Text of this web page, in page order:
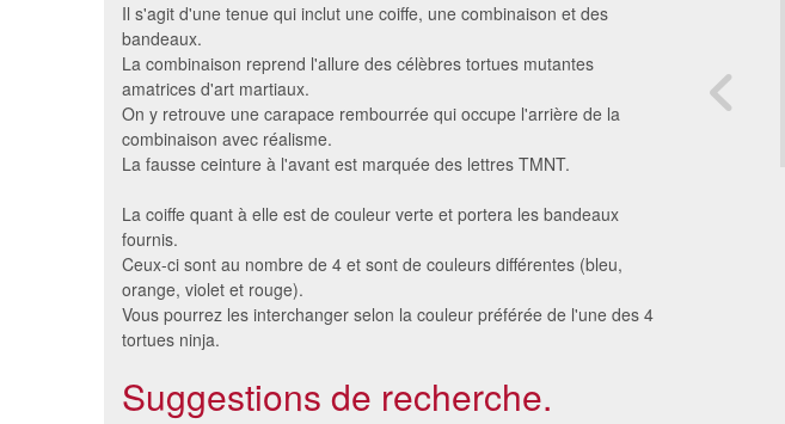
Il s'agit d'une tenue qui inclut une coiffe, une combinaison et des
bandeaux.
La combinaison reprend l'allure des célèbres tortues mutantes
amatrices d'art martiaux.
On y retrouve une carapace rembourrée qui occupe l'arrière de la
combinaison avec réalisme.
La fausse ceinture à l'avant est marquée des lettres TMNT.
La coiffe quant à elle est de couleur verte et portera les bandeaux
fournis.
Ceux-ci sont au nombre de 4 et sont de couleurs différentes (bleu,
orange, violet et rouge).
Vous pourrez les interchanger selon la couleur préférée de l'une des 4
tortues ninja.
Suggestions de recherche.
tortue ninja
enfant